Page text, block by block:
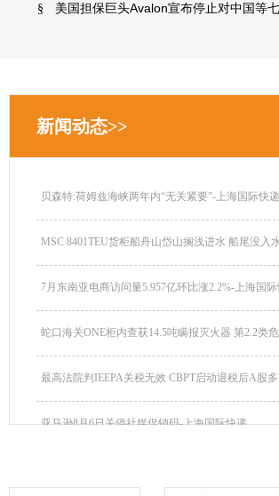
§ 美国担保巨头Avalon宣布停止对中国等
新闻动态>>
贝森特:荷姆兹海峡两年内“无关紧要”-上海国际快递
MSC 8401TEU货柜船舟山岱山搁浅进水 船尾没入
7月东南亚电商访问量5.957亿环比涨2.2%-上海国
蛇口海关ONE柜内查获14.5吨瞒报灭火器 第2.2类
最高法院判IEEPA关税无效 CBPT启动退税后A股
亚马逊8月6日关停社媒促销码-上海国际快递